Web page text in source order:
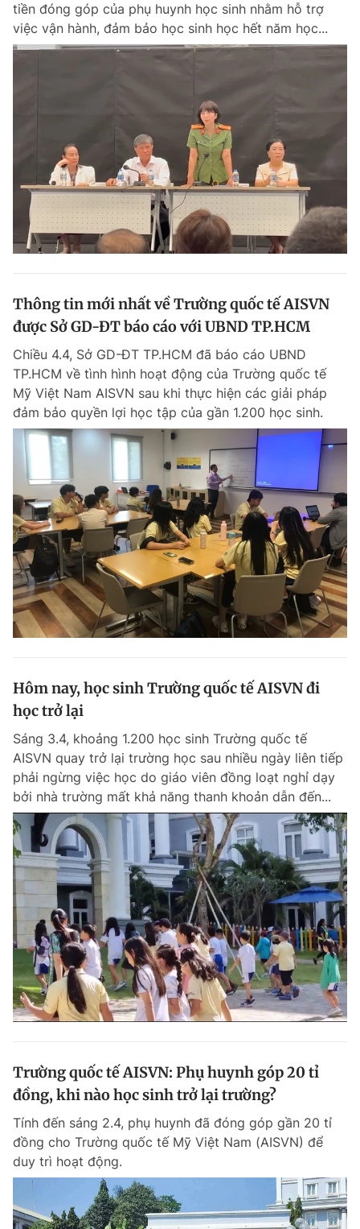
tiền đóng góp của phụ huynh học sinh nhằm hỗ trợ
việc vận hành, đảm bảo học sinh học hết năm học...
Thông tin mới nhất về Trường quốc tế AISVN
được Sở GD-ĐT báo cáo với UBND TP.HCM
Chiều 4.4, Sở GD-ĐT TP.HCM đã báo cáo UBND
TP.HCM về tình hình hoạt động của Trường quốc tế
Mỹ Việt Nam AISVN sau khi thực hiện các giải pháp
đảm bảo quyền lợi học tập của gần 1.200 học sinh.
Hôm nay, học sinh Trường quốc tế AISVN đi
học trở lại
Sáng 3.4, khoảng 1.200 học sinh Trường quốc tế
AISVN quay trở lại trường học sau nhiều ngày liên tiếp
phải ngừng việc học do giáo viên đồng loạt nghỉ dạy
bởi nhà trường mất khả năng thanh khoản dẫn đến...
Trường quốc tế AISVN: Phụ huynh góp 20 tỉ
đồng, khi nào học sinh trở lại trường?
Tính đến sáng 2.4, phụ huynh đã đóng góp gần 20 tỉ
đồng cho Trường quốc tế Mỹ Việt Nam (AISVN) để
duy trì hoạt động.